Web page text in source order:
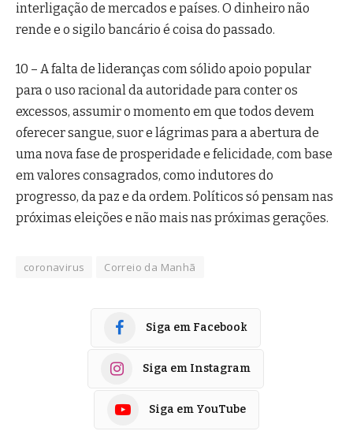
interligação de mercados e países. O dinheiro não
rende e o sigilo bancário é coisa do passado.
10 – A falta de lideranças com sólido apoio popular
para o uso racional da autoridade para conter os
excessos, assumir o momento em que todos devem
oferecer sangue, suor e lágrimas para a abertura de
uma nova fase de prosperidade e felicidade, com base
em valores consagrados, como indutores do
progresso, da paz e da ordem. Políticos só pensam nas
próximas eleições e não mais nas próximas gerações.
coronavirus Correio da Manhã
Siga em Facebook
Siga em Instagram
Siga em YouTube